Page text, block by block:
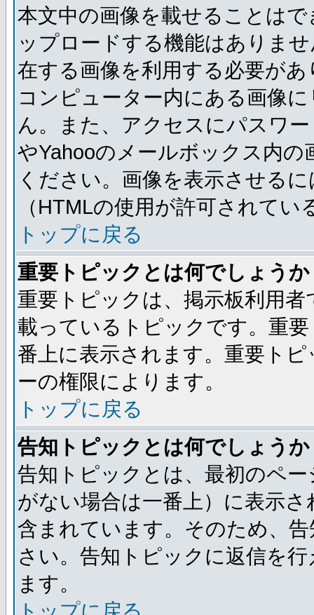
本文中の画像を載せることは
ップロードする機能はありま
在する画像を利用する必要が
コンピューター内にある画像
ん。また、アクセスにパスワ
やYahooのメールボックス内
ください。画像を表示させる
（HTMLの使用が許可されて
トップに戻る
重要トピックとは何でしょうか
重要トピックは、掲示板利用
載っているトピックです。重
番上に表示されます。重要ト
ーの権限によります。
トップに戻る
告知トピックとは何でしょうか
告知トピックとは、最初のペ
がない場合は一番上）に表示
含まれています。そのため、
さい。告知トピックに返信を
ます。